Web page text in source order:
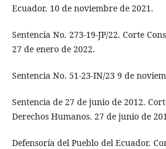
Ecuador. 10 de noviembre de 2021.
Sentencia No. 273-19-JP/22. Corte
27 de enero de 2022.
Sentencia No. 51-23-IN/23 9 de
Sentencia de 27 de junio de 2012.
Derechos Humanos. 27 de junio de
Defensoría del Pueblo del Ecuador.